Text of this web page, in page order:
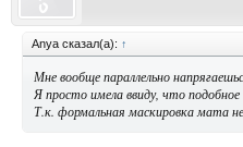
Anya сказал(а): ↑
Мне вообще параллельно
Я просто имела ввиду, что
Т.к. формальная маскировка мата